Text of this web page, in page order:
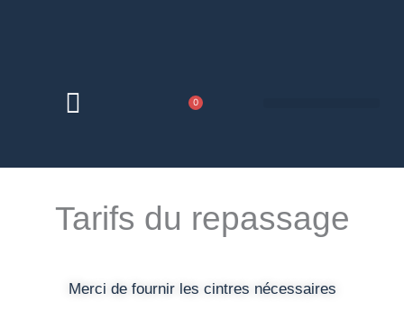
0Panier
Tarifs du repassage
Merci de fournir les cintres nécessaires